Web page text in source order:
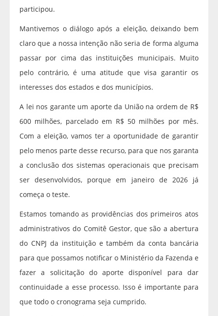
participou.
Mantivemos o diálogo após a eleição, deixando bem
claro que a nossa intenção não seria de forma alguma
passar por cima das instituições municipais. Muito
pelo contrário, é uma atitude que visa garantir os
interesses dos estados e dos municípios.
A lei nos garante um aporte da União na ordem de R$
600 milhões, parcelado em R$ 50 milhões por mês.
Com a eleição, vamos ter a oportunidade de garantir
pelo menos parte desse recurso, para que nos garanta
a conclusão dos sistemas operacionais que precisam
ser desenvolvidos, porque em janeiro de 2026 já
começa o teste.
Estamos tomando as providências dos primeiros atos
administrativos do Comitê Gestor, que são a abertura
do CNPJ da instituição e também da conta bancária
para que possamos notificar o Ministério da Fazenda e
fazer a solicitação do aporte disponível para dar
continuidade a esse processo. Isso é importante para
que todo o cronograma seja cumprido.